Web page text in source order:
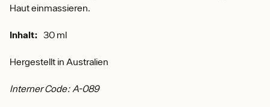
Haut einmassieren.
Inhalt: 30 ml
Hergestellt in Australien
Interner Code: A-089